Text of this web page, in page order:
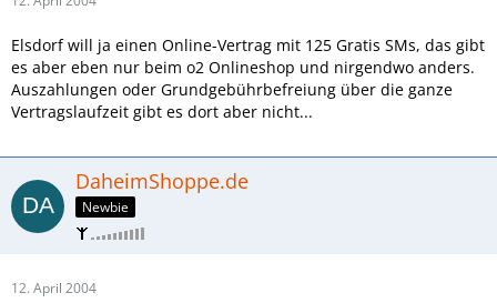
Elsdorf will ja einen Online-Vertrag mit 125 Gratis SMs, das gibt
es aber eben nur beim o2 Onlineshop und nirgendwo anders.
Auszahlungen oder Grundgebührbefreiung über die ganze
Vertragslaufzeit gibt es dort aber nicht...
DaheimShoppe.de
Newbie
12. April 2004